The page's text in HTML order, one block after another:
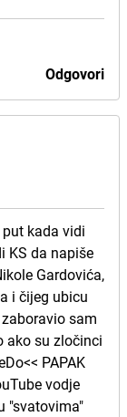
Odgovori
kada vidi
KS da napiše
Gardovića,
i čijeg ubicu
sam
ako su zločinci
PAPAK
vodje
"svatovima"